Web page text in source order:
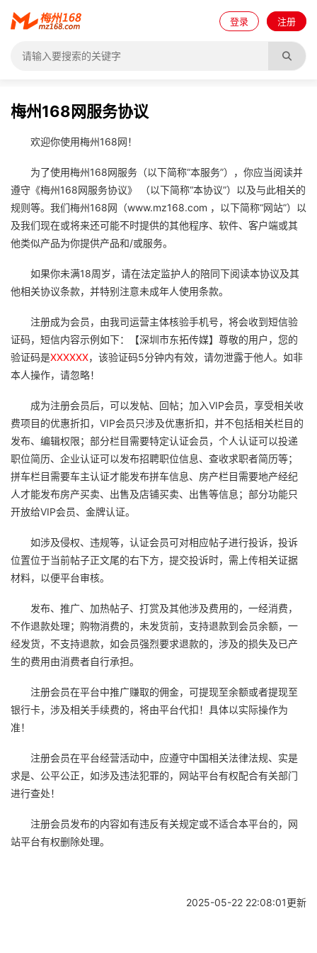
登录 注册
梅州168网服务协议
欢迎你使用梅州168网！
为了使用梅州168网服务（以下简称“本服务”），你应当阅读并
遵守《梅州168网服务协议》 （以下简称“本协议”）以及与此相关的
规则等。我们梅州168网（www.mz168.com ，以下简称“网站”）以
及我们现在或将来还可能不时提供的其他程序、软件、客户端或其
他类似产品为你提供产品和/或服务。
如果你未满18周岁，请在法定监护人的陪同下阅读本协议及其
他相关协议条款，并特别注意未成年人使用条款。
注册成为会员，由我司运营主体核验手机号，将会收到短信验
证码，短信内容示例如下：【深圳市东拓传媒】尊敬的用户，您的
验证码是XXXXXX，该验证码5分钟内有效，请勿泄露于他人。如非
本人操作，请忽略！
成为注册会员后，可以发帖、回帖；加入VIP会员，享受相关收
费项目的优惠折扣，VIP会员只涉及优惠折扣，并不包括相关栏目的
发布、编辑权限；部分栏目需要特定认证会员，个人认证可以投递
职位简历、企业认证可以发布招聘职位信息、查收求职者简历等；
拼车栏目需要车主认证才能发布拼车信息、房产栏目需要地产经纪
人才能发布房产买卖、出售及店铺买卖、出售等信息；部分功能只
开放给VIP会员、金牌认证。
如涉及侵权、违规等，认证会员可对相应帖子进行投诉，投诉
位置位于当前帖子正文尾的右下方，提交投诉时，需上传相关证据
材料，以便平台审核。
发布、推广、加热帖子、打赏及其他涉及费用的，一经消费，
不作退款处理；购物消费的，未发货前，支持退款到会员余额，一
经发货，不支持退款，如会员强烈要求退款的，涉及的损失及已产
生的费用由消费者自行承担。
注册会员在平台中推广赚取的佣金，可提现至余额或者提现至
银行卡，涉及相关手续费的，将由平台代扣！具体以实际操作为
准！
注册会员在平台经营活动中，应遵守中国相关法律法规、实是
求是、公平公正，如涉及违法犯罪的，网站平台有权配合有关部门
进行查处！
注册会员发布的内容如有违反有关规定或不适合本平台的，网
站平台有权删除处理。
2025-05-22 22:08:01更新